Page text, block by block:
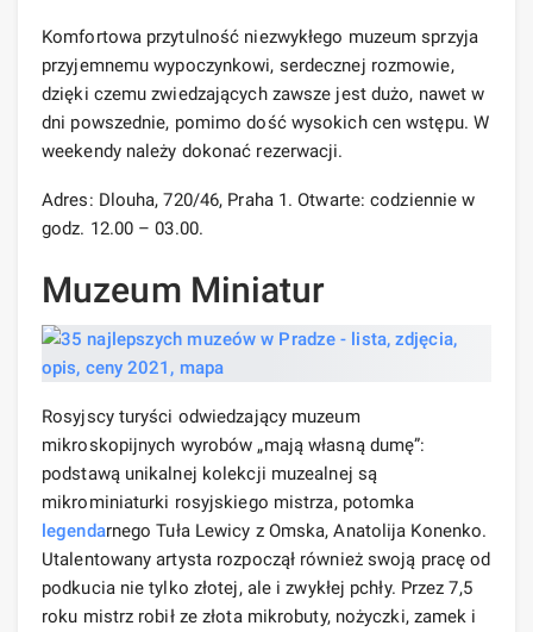
Komfortowa przytulność niezwykłego muzeum sprzyja
przyjemnemu wypoczynkowi, serdecznej rozmowie,
dzięki czemu zwiedzających zawsze jest dużo, nawet w
dni powszednie, pomimo dość wysokich cen wstępu. W
weekendy należy dokonać rezerwacji.
Adres: Dlouha, 720/46, Praha 1. Otwarte: codziennie w
godz. 12.00 – 03.00.
Muzeum Miniatur
Rosyjscy turyści odwiedzający muzeum
mikroskopijnych wyrobów „mają własną dumę”:
podstawą unikalnej kolekcji muzealnej są
mikrominiaturki rosyjskiego mistrza, potomka
legendarnego Tuła Lewicy z Omska, Anatolija Konenko.
Utalentowany artysta rozpoczął również swoją pracę od
podkucia nie tylko złotej, ale i zwykłej pchły. Przez 7,5
roku mistrz robił ze złota mikrobuty, nożyczki, zamek i